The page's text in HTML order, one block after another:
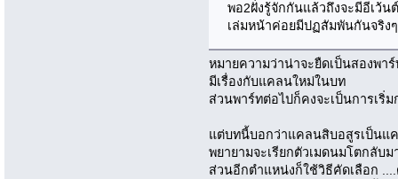
พอ2ฝั่งรู้จักกันแล้วถึงจะมีอีเว้
เล่มหน้าค่อยมีปฏสัมพันกันจริง
หมายความว่าน่าจะยืดเป็นสองพา
มีเรื่องกับแคลนใหม่ในบท
ส่วนพาร์ทต่อไปก็คงจะเป็นการเริ่
แต่บทนี้บอกว่าแคลนสิบอสูรเป็นแ
พยายามจะเรียกตัวเมดนมโตกลับ
ส่วนอีกตำแหน่งก็ใช้วิธีคัดเลือก